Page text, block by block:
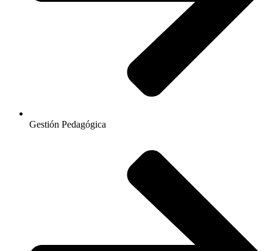
Gestión Pedagógica